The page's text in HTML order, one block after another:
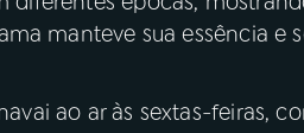
manteve sua essência e
ao ar às sextas-feiras,